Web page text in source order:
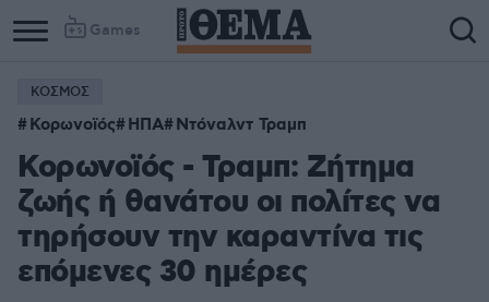
Games
ΚΟΣΜΟΣ
Κορωνοϊός ΗΠΑ Ντόναλντ Τραμπ
Κορωνοϊός - Τραμπ: Ζήτημα
ζωής ή θανάτου οι πολίτες να
τηρήσουν την καραντίνα τις
επόμενες 30 ημέρες